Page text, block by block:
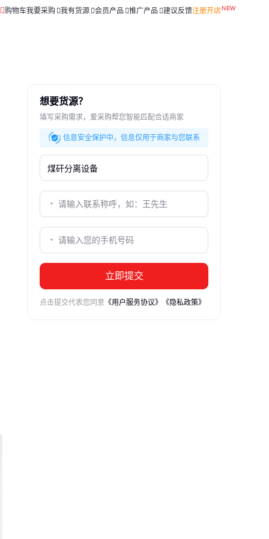
购物车我要采购 我有货源 会员产品 推广产品 建议反馈注册开店
想要货源？
填写采购需求，爱采购帮您智能匹配合适商家
信息安全保护中，信息仅用于商家与您联系
立即提交
点击提交代表您同意 《用户服务协议》 《隐私政策》